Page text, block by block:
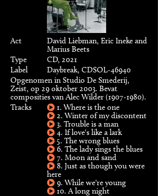
Act
David Liebman, Eric Ineke and
Marius Beets
Type
CD, 2021
Label
Daybreak, CDSOL-46940
Opgenomen in Studio De Smederij,
Zeist, op 29 oktober 2003. Bevat
composities van Alec Wilder (1907-1980).
Tracks
1. Where is the one
2. Winter of my discontent
3. Trouble is a man
4. If love's like a lark
5. The wrong blues
6. The lady sings the blues
7. Moon and sand
8. Just as though you were
here
9. While we're young
10. A long night